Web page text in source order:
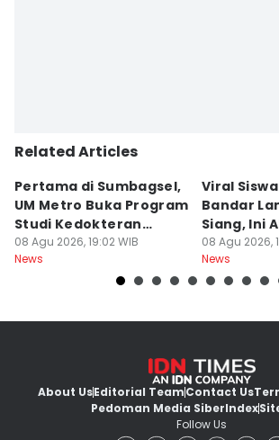
Related Articles
Pertama di Sumbagsel,
UM Metro Buka Program
Studi Kedokteran
Hewan
08 Agu 2026, 19:02 WIB
News
Viral Siswa
Bandar
Siang, Ini
Sekolah
08 Agu 2026,
News
About UsEditorial TeamContact Us
Pedoman Media SiberIndex
Follow Us